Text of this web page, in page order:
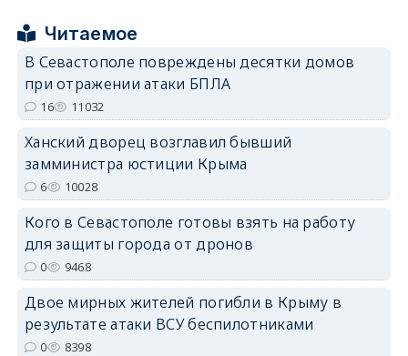
Читаемое
В Севастополе повреждены десятки домов
при отражении атаки БПЛА
16 11032
Ханский дворец возглавил бывший
замминистра юстиции Крыма
6 10028
Кого в Севастополе готовы взять на работу
для защиты города от дронов
0 9468
Двое мирных жителей погибли в Крыму в
результате атаки ВСУ беспилотниками
0 8398